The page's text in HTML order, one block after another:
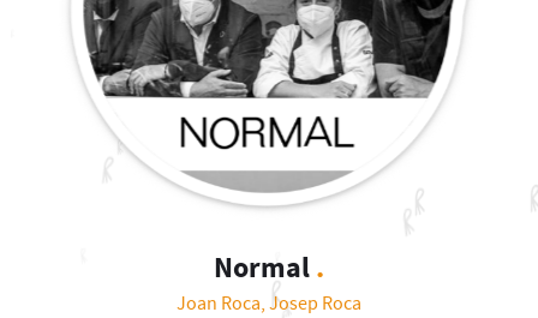
Normal.
Joan Roca, Josep Roca